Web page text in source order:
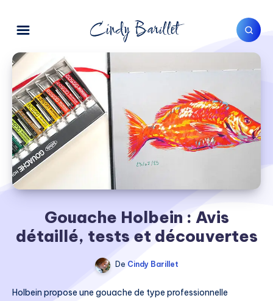
Gouache Holbein : Avis
détaillé, tests et découvertes
De Cindy Barillet
Holbein propose une gouache de type professionnelle